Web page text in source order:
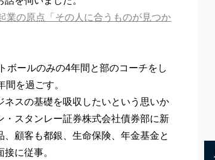
業の原点「その人に合うものが見つか
ボールのみの4年間と部のコーチをし
を過ごす。
スの基礎を吸収したいという思いか
スタンレー証券株式会社債券部に新
顧客も都銀、生命保険、年金基金と
に従事。